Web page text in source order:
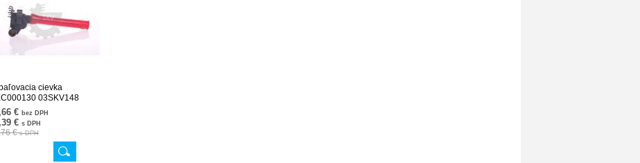
cievka
03SKV148
€ bez DPH
€ s DPH
€s DPH